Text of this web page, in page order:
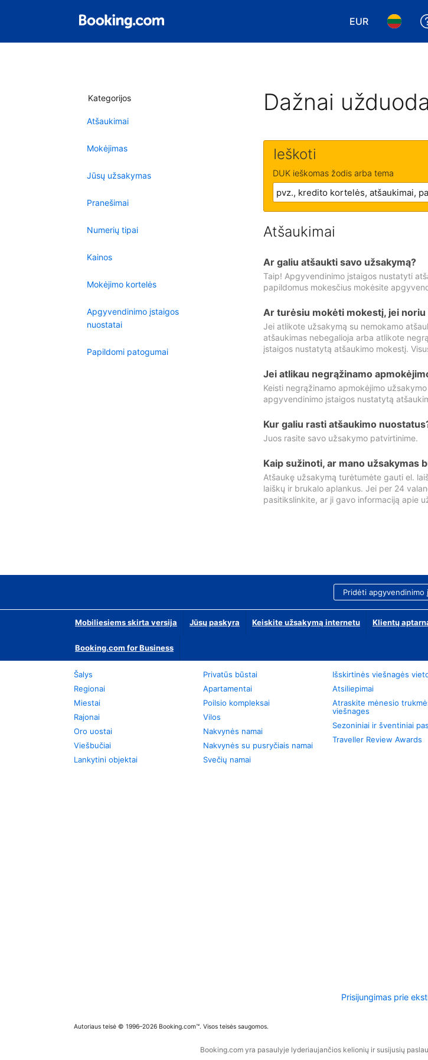
EUR
Pasirinkite
Kategorijos
Atšaukimai
Mokėjimas
Jūsų užsakymas
Pranešimai
Numerių tipai
Kainos
Mokėjimo kortelės
Apgyvendinimo įstaigos
nuostatai
Papildomi patogumai
Dažnai
Ieškoti
DUK ieškomas žodis arba tema
Atšaukimai
Ar galiu atšaukti savo užsakymą?
Taip! Apgyvendinimo įstaigos nustatyti
papildomus mokesčius mokėsite
Ar turėsiu mokėti mokestį, jei noriu
Jei atlikote užsakymą su nemokamo
atšaukimas nebegalioja arba atlikote
įstaigos nustatytą atšaukimo mokestį.
Jei atlikau negrąžinamo
Keisti negrąžinamo apmokėjimo
apgyvendinimo įstaigos nustatytą
Kur galiu rasti atšaukimo
Juos rasite savo užsakymo patvirtinime.
Kaip sužinoti, ar mano užsakymas
Atšaukę užsakymą turėtumėte gauti el.
laiškų ir brukalo aplankus. Jei per 24
pasitikslinkite, ar ji gavo informaciją apie
Pridėti apgyvendinimo
Mobiliesiems skirta versija Jūsų paskyra Keiskite užsakymą internetu Klientų
Booking.com for Business
Šalys
Regionai
Miestai
Rajonai
Oro uostai
Viešbučiai
Lankytini objektai
Privatūs būstai
Apartamentai
Poilsio kompleksai
Vilos
Nakvynės namai
Nakvynės su pusryčiais namai
Svečių namai
Išskirtinės viešnagės
Atsiliepimai
Atraskite mėnesio
viešnages
Sezoniniai ir šventiniai
Traveller Review Awards
Prisijungimas prie
Autoriaus teisė © 1996–2026 Booking.com™. Visos teisės saugomos.
Booking.com yra pasaulyje lyderiaujančios kelionių ir susijusių